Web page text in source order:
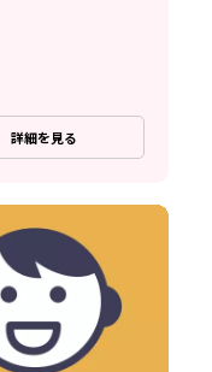
詳細を見る